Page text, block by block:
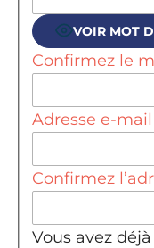
VOIR MOT
Confirmez le
Adresse e-mail
Confirmez
Vous avez